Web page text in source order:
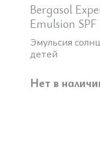
Bergasol
Emulsion
Эмульсия
детей
Нет в